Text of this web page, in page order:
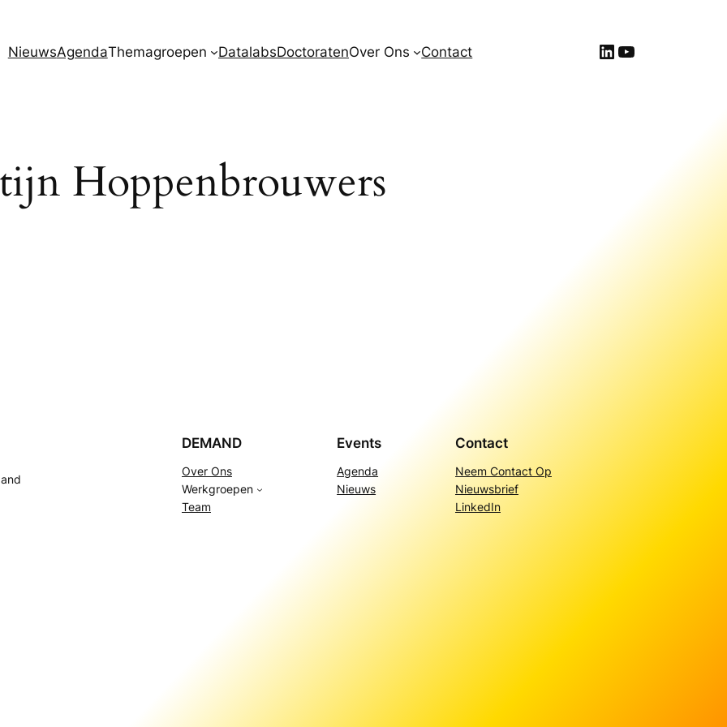
NieuwsAgendaThemagroepen DatalabsDoctoratenOver Ons Contact LinkedIn
YouTube
Hoppenbrouwers
DEMAND
Over Ons
Werkgroepen
Team
Events
Agenda
Nieuws
Contact
Neem Contact Op
Nieuwsbrief
LinkedIn